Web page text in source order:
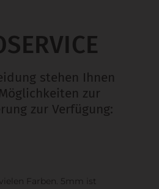
stehen Ihnen
zur
zur Verfügung:
Farben. 5mm ist